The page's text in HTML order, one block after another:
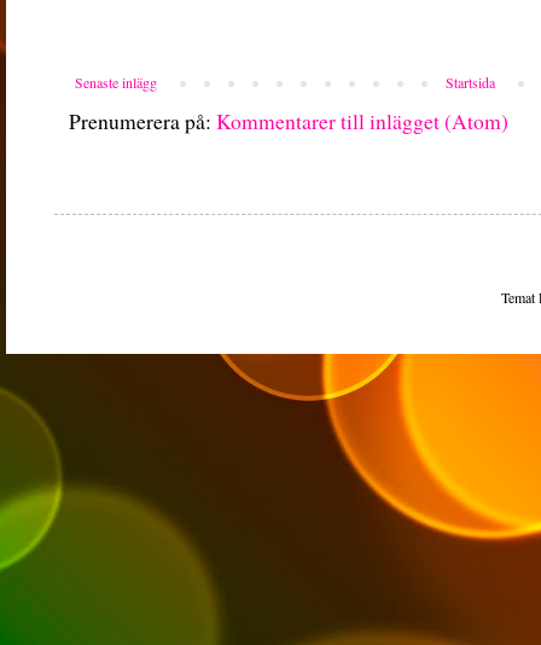
Senaste inlägg Startsida
Prenumerera på: Kommentarer till inlägget (Atom)